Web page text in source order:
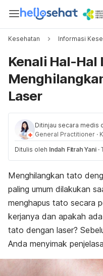
Kesehatan Informasi
Kenali Hal-Hal
Laser
Ditinjau secara medis
General Practitioner ·
Ditulis oleh Indah Fitrah Yani ·
Menghilangkan tato
paling umum dilakukan
menghapus tato secara
kerjanya dan apakah
tato dengan laser?
Anda menyimak